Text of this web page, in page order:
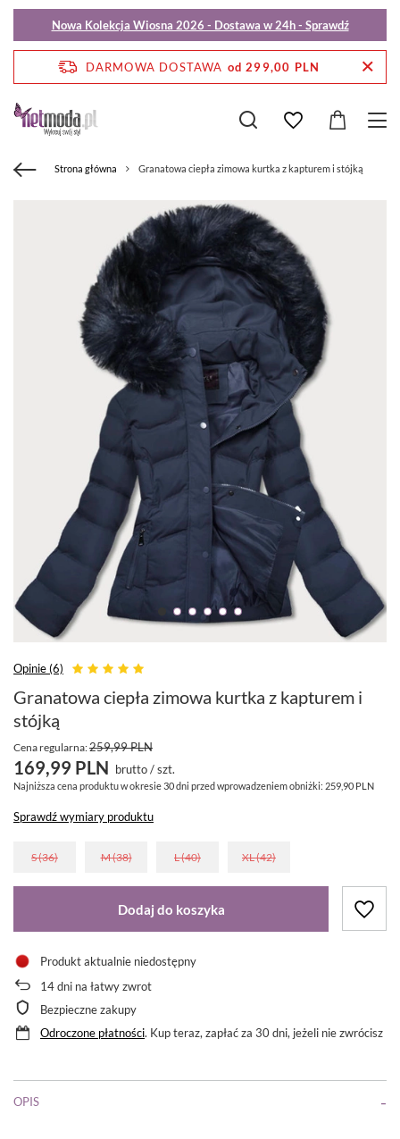
Nowa Kolekcja Wiosna 2026 - Dostawa w 24h - Sprawdź
DARMOWA DOSTAWA od 299,00 PLN
Strona główna Granatowa ciepła zimowa kurtka z kapturem i stójką
Opinie (6)
Granatowa ciepła zimowa kurtka z kapturem i
stójką
Cena regularna:259,99 PLN
169,99 PLN brutto/szt.
Najniższa cena produktu w okresie 30 dni przed wprowadzeniem obniżki: 259,90 PLN
Sprawdź wymiary produktu
S (36) M (38) L (40) XL (42)
Dodaj do koszyka
Produkt aktualnie niedostępny
14dni na łatwy zwrot
Bezpieczne zakupy
Odroczone płatności. Kup teraz, zapłać za 30 dni, jeżeli nie zwrócisz
OPIS